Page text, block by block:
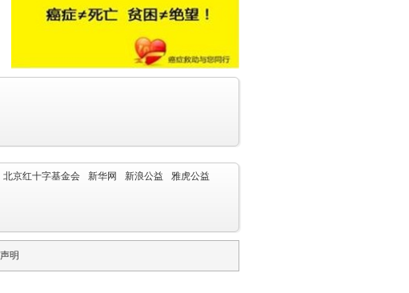
北京红十字基金会 新华网 新浪公益
雅虎公益
明